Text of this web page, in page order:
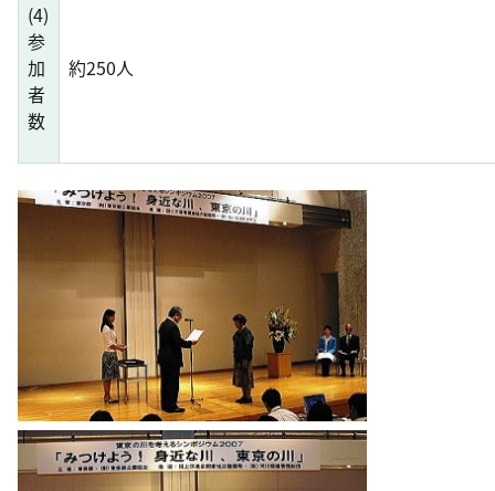
(4)
参
加
者
数
約250人